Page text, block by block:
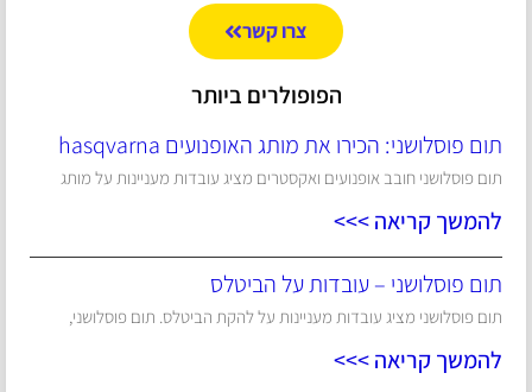
צרו קשר
הפופולרים ביותר
תום פוסלושני: הכירו את מותג האופנועים hasqvarna
תום פוסלושני חובב אופנועים ואקסטרים מציג עובדות מעניינות על מותג
להמשך קריאה >>>
תום פוסלושני – עובדות על הביטלס
תום פוסלושני מציג עובדות מעניינות על להקת הביטלס. תום פוסלושני,
להמשך קריאה >>>